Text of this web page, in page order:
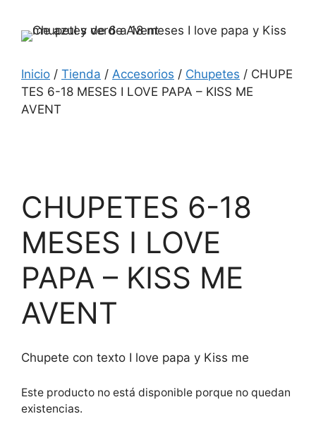
Inicio / Tienda / Accesorios / Chupetes / CHUPE
TES 6-18 MESES I LOVE PAPA – KISS ME
AVENT
CHUPETES 6-18
MESES I LOVE
PAPA – KISS ME
AVENT
Chupete con texto I love papa y Kiss me
Este producto no está disponible porque no quedan
existencias.